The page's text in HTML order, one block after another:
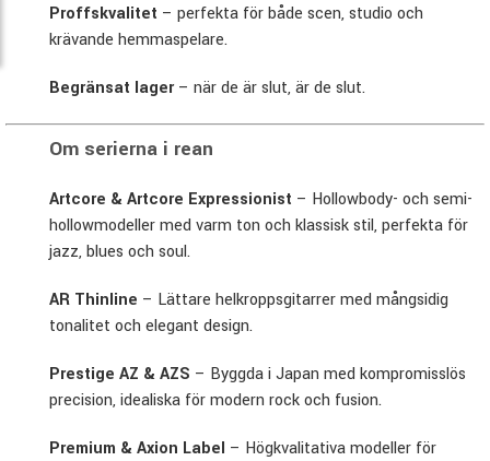
Proffskvalitet – perfekta för både scen, studio och
krävande hemmaspelare.
Begränsat lager– när de är slut, är de slut.
Om serierna i rean
Artcore & Artcore Expressionist – Hollowbody- och semi-
hollowmodeller med varm ton och klassisk stil, perfekta för
jazz, blues och soul.
AR Thinline – Lättare helkroppsgitarrer med mångsidig
tonalitet och elegant design.
Prestige AZ & AZS – Byggda i Japan med kompromisslös
precision, idealiska för modern rock och fusion.
Premium & Axion Label – Högkvalitativa modeller för